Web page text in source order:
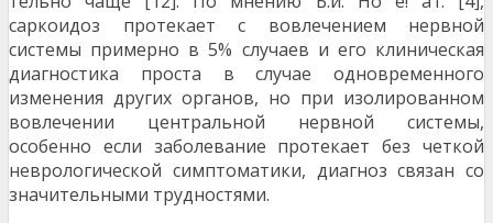
саркоидоз протекает с вовлечением нервной
системы примерно в 5% случаев и его клиническая
диагно­стика проста в случае одновременного
изменения других органов, но при изолированном
вовлечении центральной нервной системы,
особенно если за­болевание протекает без четкой
неврологической симптоматики, диагноз связан со
значительными трудностями.